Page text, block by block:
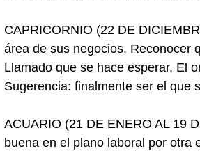
CAPRICORNIO (22 DE
área de sus negocios. Reconocer
Llamado que se hace esperar. El
Sugerencia: finalmente ser el que
ACUARIO (21 DE ENERO AL 19
buena en el plano laboral por otra